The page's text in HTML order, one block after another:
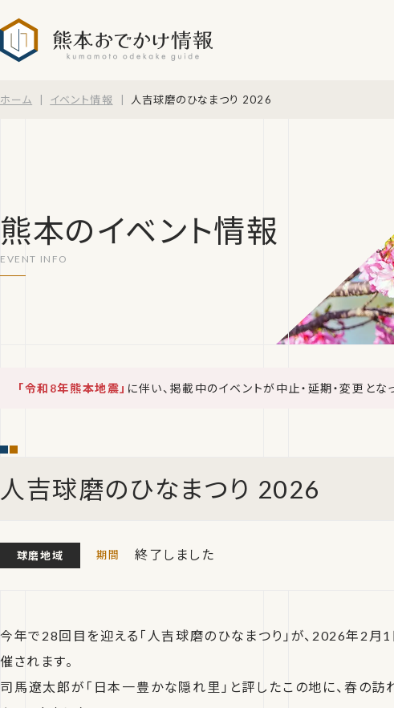
ホーム イベント情報 人吉球磨のひなまつり 2026
熊本のイベント情報
「令和8年熊本地震」 に伴い、掲載中のイベントが中止・延期・変更と
人吉球磨のひなまつり 2026
球磨地域 終了しました
今年で28回目を迎える「人吉球磨のひなまつり」が、2026年2月
催されます。
司馬遼太郎が「日本一豊かな隠れ里」と評したこの地に、春の